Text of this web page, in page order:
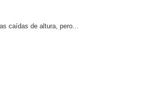
caídas de altura, pero...